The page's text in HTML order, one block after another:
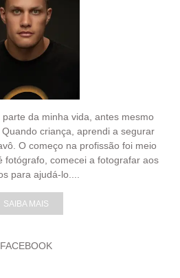
da minha vida, antes mesmo
criança, aprendi a segurar
O começo na profissão foi meio
fotógrafo, comecei a fotografar aos
para ajudá-lo....
SAIBA MAIS
FACEBOOK